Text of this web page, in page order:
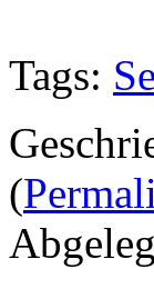
Tags:
(